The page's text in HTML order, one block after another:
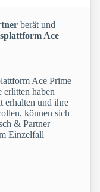
berät und
Ace
Ace Prime
erlitten haben
erhalten und ihre
können sich
& Partner
Einzelfall